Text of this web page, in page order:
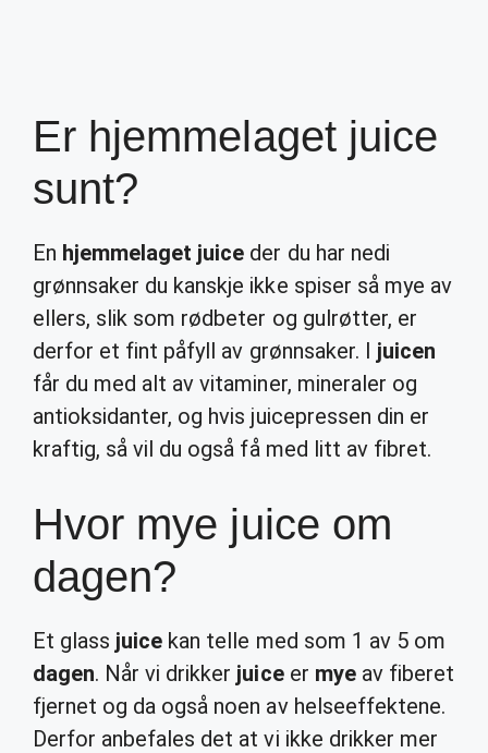
Er hjemmelaget juice
sunt?
En hjemmelaget juice der du har nedi
grønnsaker du kanskje ikke spiser så mye av
ellers, slik som rødbeter og gulrøtter, er
derfor et fint påfyll av grønnsaker. I juicen
får du med alt av vitaminer, mineraler og
antioksidanter, og hvis juicepressen din er
kraftig, så vil du også få med litt av fibret.
Hvor mye juice om
dagen?
Et glass juice kan telle med som 1 av 5 om
dagen. Når vi drikker juiceer myeav fiberet
fjernet og da også noen av helseeffektene.
Derfor anbefales det at vi ikke drikker mer